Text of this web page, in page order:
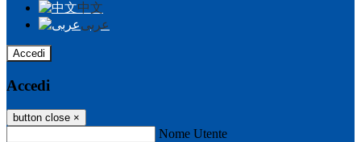
中文
عربى
Accedi
Accedi
button close ×
Nome Utente